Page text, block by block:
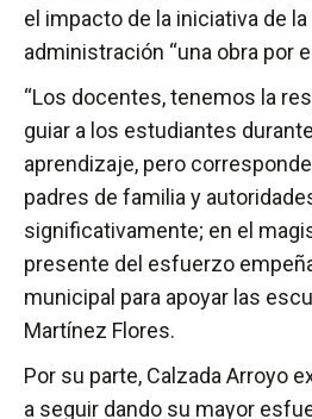
el impacto de la iniciativa de la
administración “una obra por
“Los docentes, tenemos la
guiar a los estudiantes
aprendizaje, pero
padres de familia y
significativamente; en el
presente del esfuerzo
municipal para apoyar las
Martínez Flores.
Por su parte, Calzada Arroyo
a seguir dando su mayor